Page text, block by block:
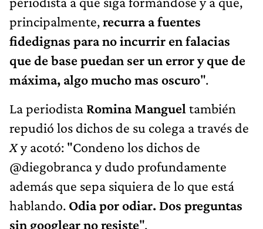
principalmente,recurra a fuentes
fidedignas para no incurrir en falacias
que de base puedan ser un error y que de
máxima, algo mucho mas oscuro".
La periodista Romina Manguel también
repudió los dichos de su colega a través de
Xy acotó: "Condeno los dichos de
@diegobranca y dudo profundamente
además que sepa siquiera de lo que está
hablando. Odia por odiar. Dos preguntas
sin googlear no resiste".